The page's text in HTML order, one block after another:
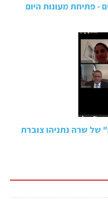
- פתיחת מעונות היום
של שרה נתניהו צוברת